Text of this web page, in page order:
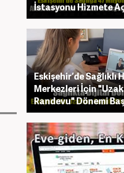
İstasyonu Hizmete
Eskişehir’de Sağlıklı
Merkezleri İçin
Randevu" Dönemi